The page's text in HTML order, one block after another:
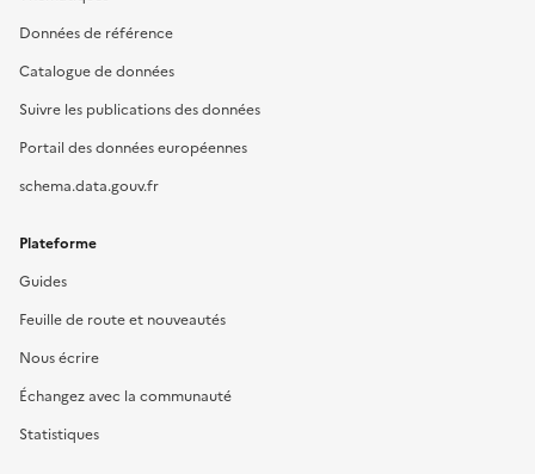
Données de référence
Catalogue de données
Suivre les publications des données
Portail des données européennes
schema.data.gouv.fr
Plateforme
Guides
Feuille de route et nouveautés
Nous écrire
Échangez avec la communauté
Statistiques